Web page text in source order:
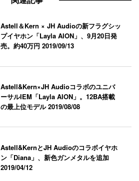
Astell＆Kern × JH Audioの新フラグシッ
プイヤホン「Layla AION」、9月20日発
売。約40万円2019/09/13
Astell&Kern×JH Audioコラボのユニバ
ーサルIEM「Layla AION」。12BA搭載
の最上位モデル2019/08/08
Astell&KernとJH Audioのコラボイヤホ
ン「Diana」、新色ガンメタルを追加
2019/04/12